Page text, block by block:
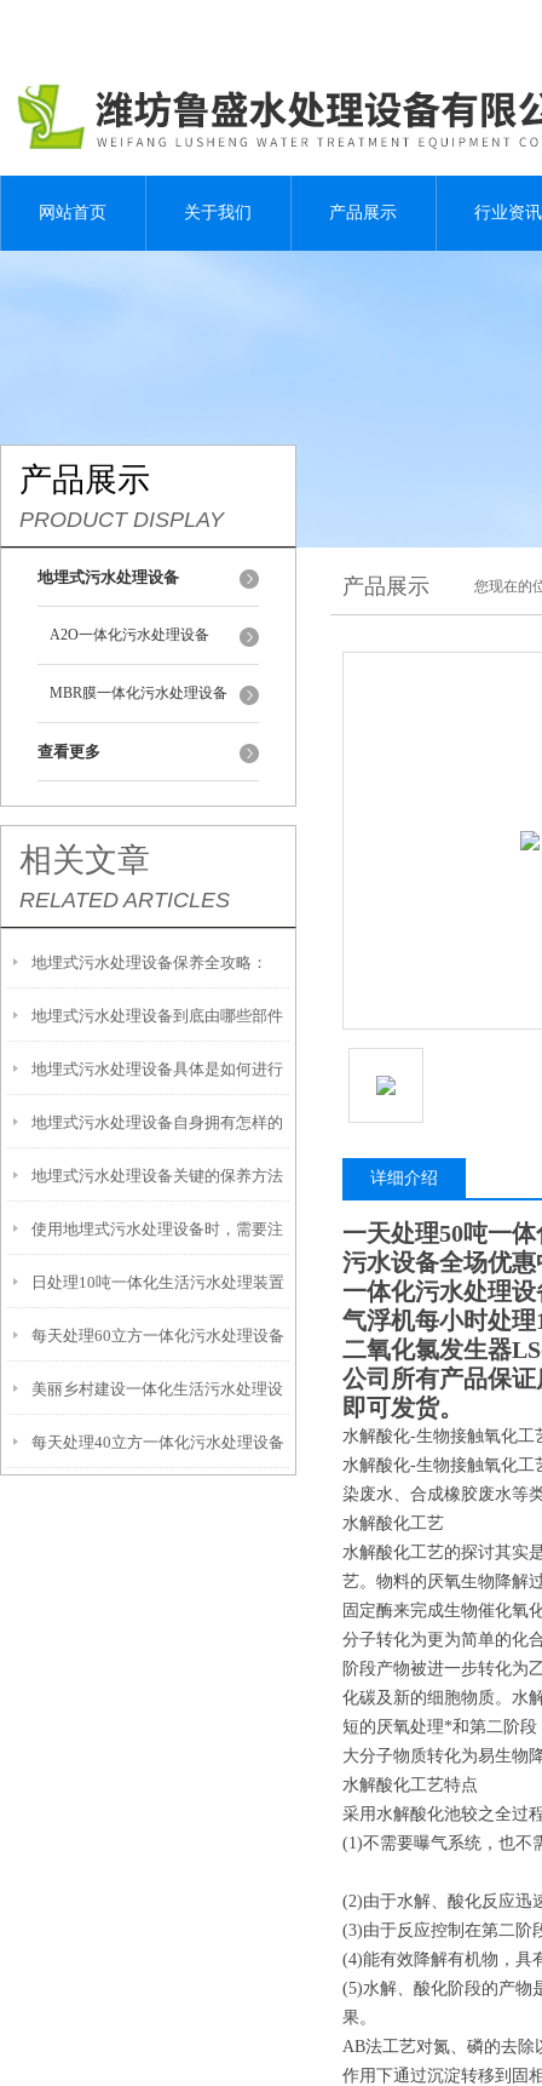
网站首页 关于我们 产品展示 行业资讯
产品展示
PRODUCT DISPLAY
地埋式污水处理设备
A2O一体化污水处理设备
MBR膜一体化污水处理设备
查看更多
相关文章
RELATED ARTICLES
地埋式污水处理设备保养全攻略：
让“地下卫士”持续高效运转
地埋式污水处理设备到底由哪些部件
撑起？核心结构一文拆解
地埋式污水处理设备具体是如何进行
安装的呢？
地埋式污水处理设备自身拥有怎样的
特点呢？
地埋式污水处理设备关键的保养方法
使用地埋式污水处理设备时，需要注
意以下事项
日处理10吨一体化生活污水处理装置
每天处理60立方一体化污水处理设备
美丽乡村建设一体化生活污水处理设
备
每天处理40立方一体化污水处理设备
产品展示 您现在的
详细介绍
一天处理50吨一
污水设备全场优惠
一体化污水处理
气浮机每小时处理
二氧化氯发生器
公司所有产品保
即可发货。
水解酸化-生物接触氧化工
水解酸化-生物接触氧化工
染废水、合成橡胶废水等
水解酸化工艺
水解酸化工艺的探讨其实
艺。物料的厌氧生物降解
固定酶来完成生物催化氧
分子转化为更为简单的化
阶段产物被进一步转化为
化碳及新的细胞物质。水
短的厌氧处理*和第二阶
大分子物质转化为易生物
水解酸化工艺特点
采用水解酸化池较之全过
(1)不需要曝气系统，也不
(2)由于水解、酸化反应迅
(3)由于反应控制在第二阶
(4)能有效降解有机物，具
(5)水解、酸化阶段的产物
果。
AB法工艺对氮、磷的去
作用下通过沉淀转移到固